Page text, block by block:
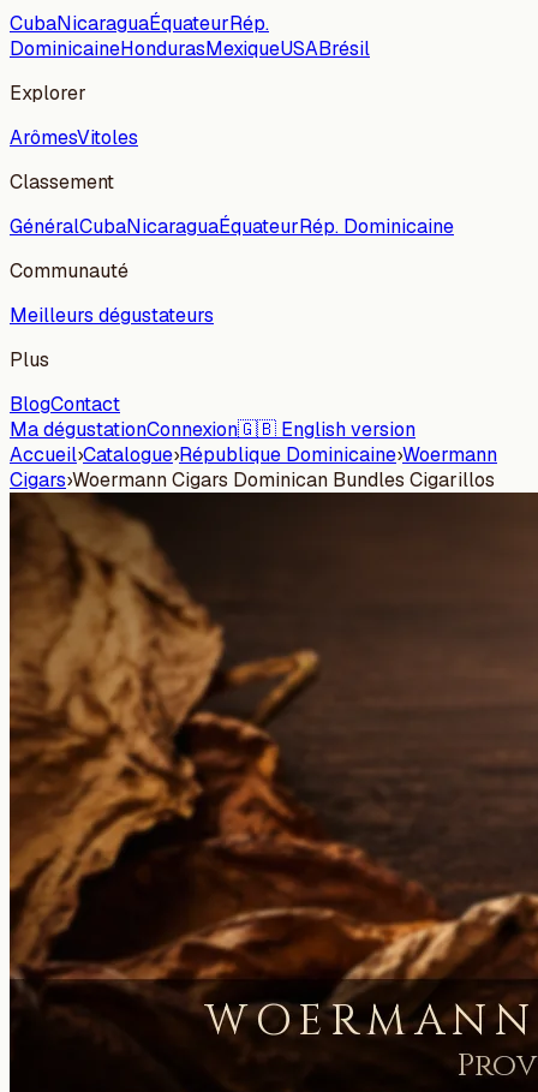
CubaNicaraguaÉquateurRép.
DominicaineHondurasMexiqueUSABrésil
Explorer
ArômesVitoles
Classement
GénéralCubaNicaraguaÉquateurRép. Dominicaine
Communauté
Meilleurs dégustateurs
Plus
BlogContact
Ma dégustationConnexion🇬🇧 English version
Accueil›Catalogue›République Dominicaine›Woermann
Cigars›Woermann Cigars Dominican Bundles Cigarillos